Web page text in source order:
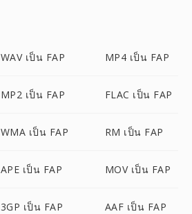
WAV เป็น FAP MP4 เป็น FAP
MP2 เป็น FAP FLAC เป็น FAP
WMA เป็น FAP RM เป็น FAP
APE เป็น FAP MOV เป็น FAP
3GP เป็น FAP AAF เป็น FAP